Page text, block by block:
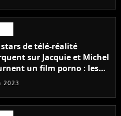
de télé-réalité
sur Jacquie et Michel
un film porno : les
images du tournage
2023